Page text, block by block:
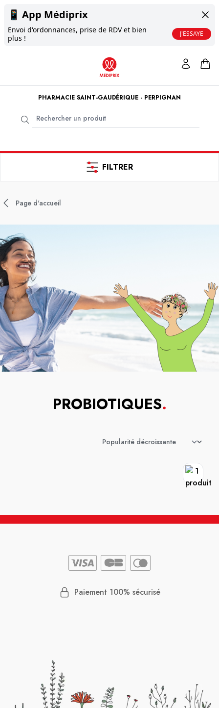
📱 App Médiprix
Envoi d'ordonnances, prise de RDV et bien
plus !
J'ESSAYE
PHARMACIE SAINT-GAUDÉRIQUE - PERPIGNAN
FILTRER
Page d'accueil
PROBIOTIQUES.
Paiement 100% sécurisé